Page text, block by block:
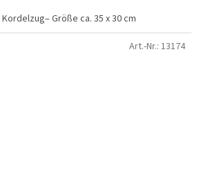
Größe ca. 35 x 30 cm
Art.-Nr.: 13174